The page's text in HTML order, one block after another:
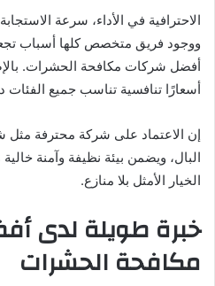
الاحترافية في الأداء، سرعة
ووجود فريق متخصص كلها أسباب
أفضل شركات مكافحة الحشرات.
أسعارًا تنافسية تناسب جميع الفئات
إن الاعتماد على شركة محترفة مثل
البال، ويضمن بيئة نظيفة وآمنة
الخيار الأمثل بلا منازع.
خبرة طويلة لدى
مكافحة الحشرات